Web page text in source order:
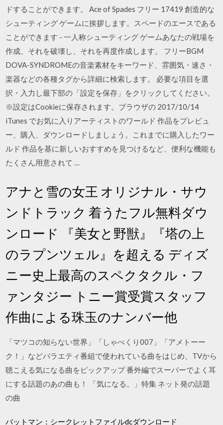
ドすることができます。 Ace of Spades フリー 17419 創造的な
シューティング ゲームに挨拶します。スペードのエースである
ことができます - 一人称シューティング ゲームあなたの戦場を
作成、それを破壊し、それを再度作成します。 フリーBGM
DOVA-SYNDROMEの音楽素材をキーワード、雰囲気・速さ・
楽器などの各種タグから詳細に検索します。 必要な項目を選
択・入力し最下部の「設定を保存」をクリックしてください。
※設定はCookieに保存されます。ブラウザの 2017/10/14
iTunes でお気に入りアーティストのワールド 作品をプレビュ
ー、購入、ダウンロードしましょう。これまでに購入したワー
ルド 作品を基に新しいおすすめを見つけるなど、便利な機能も
たくさん用意されて …
アナと雪の女王 オリジナル・サウ
ンドトラック 着うたフル無料ダウ
ンロード 『美女と野獣』『塔の上
のラプンツェル』を超える ディズ
ニー史上最高のスペクタクル・フ
ァンタジー トニー賞受賞スタッフ
作曲による珠玉のナンバー他
「マツコの知らない世界」「しゃべくり007」「アメトーー
ク！」などバラエティ番組で使われている曲をはじめ、TVから
聴こえる気になる曲をピックアップ 番外編でスーパーでよく耳
にする話題のあの曲も！ 「気になる。」特集 ネット発の話題
の曲
バットマン：シークレットファイルdcダウンロード